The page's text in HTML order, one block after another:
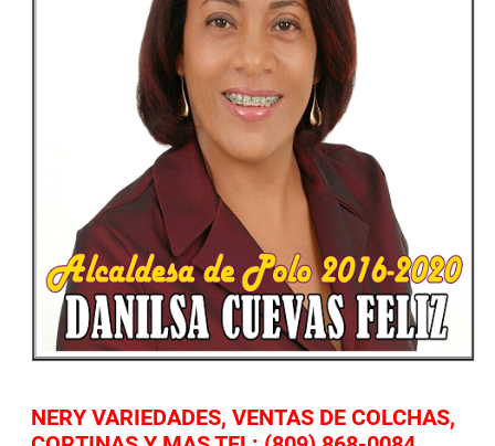
NERY VARIEDADES, VENTAS DE COLCHAS,